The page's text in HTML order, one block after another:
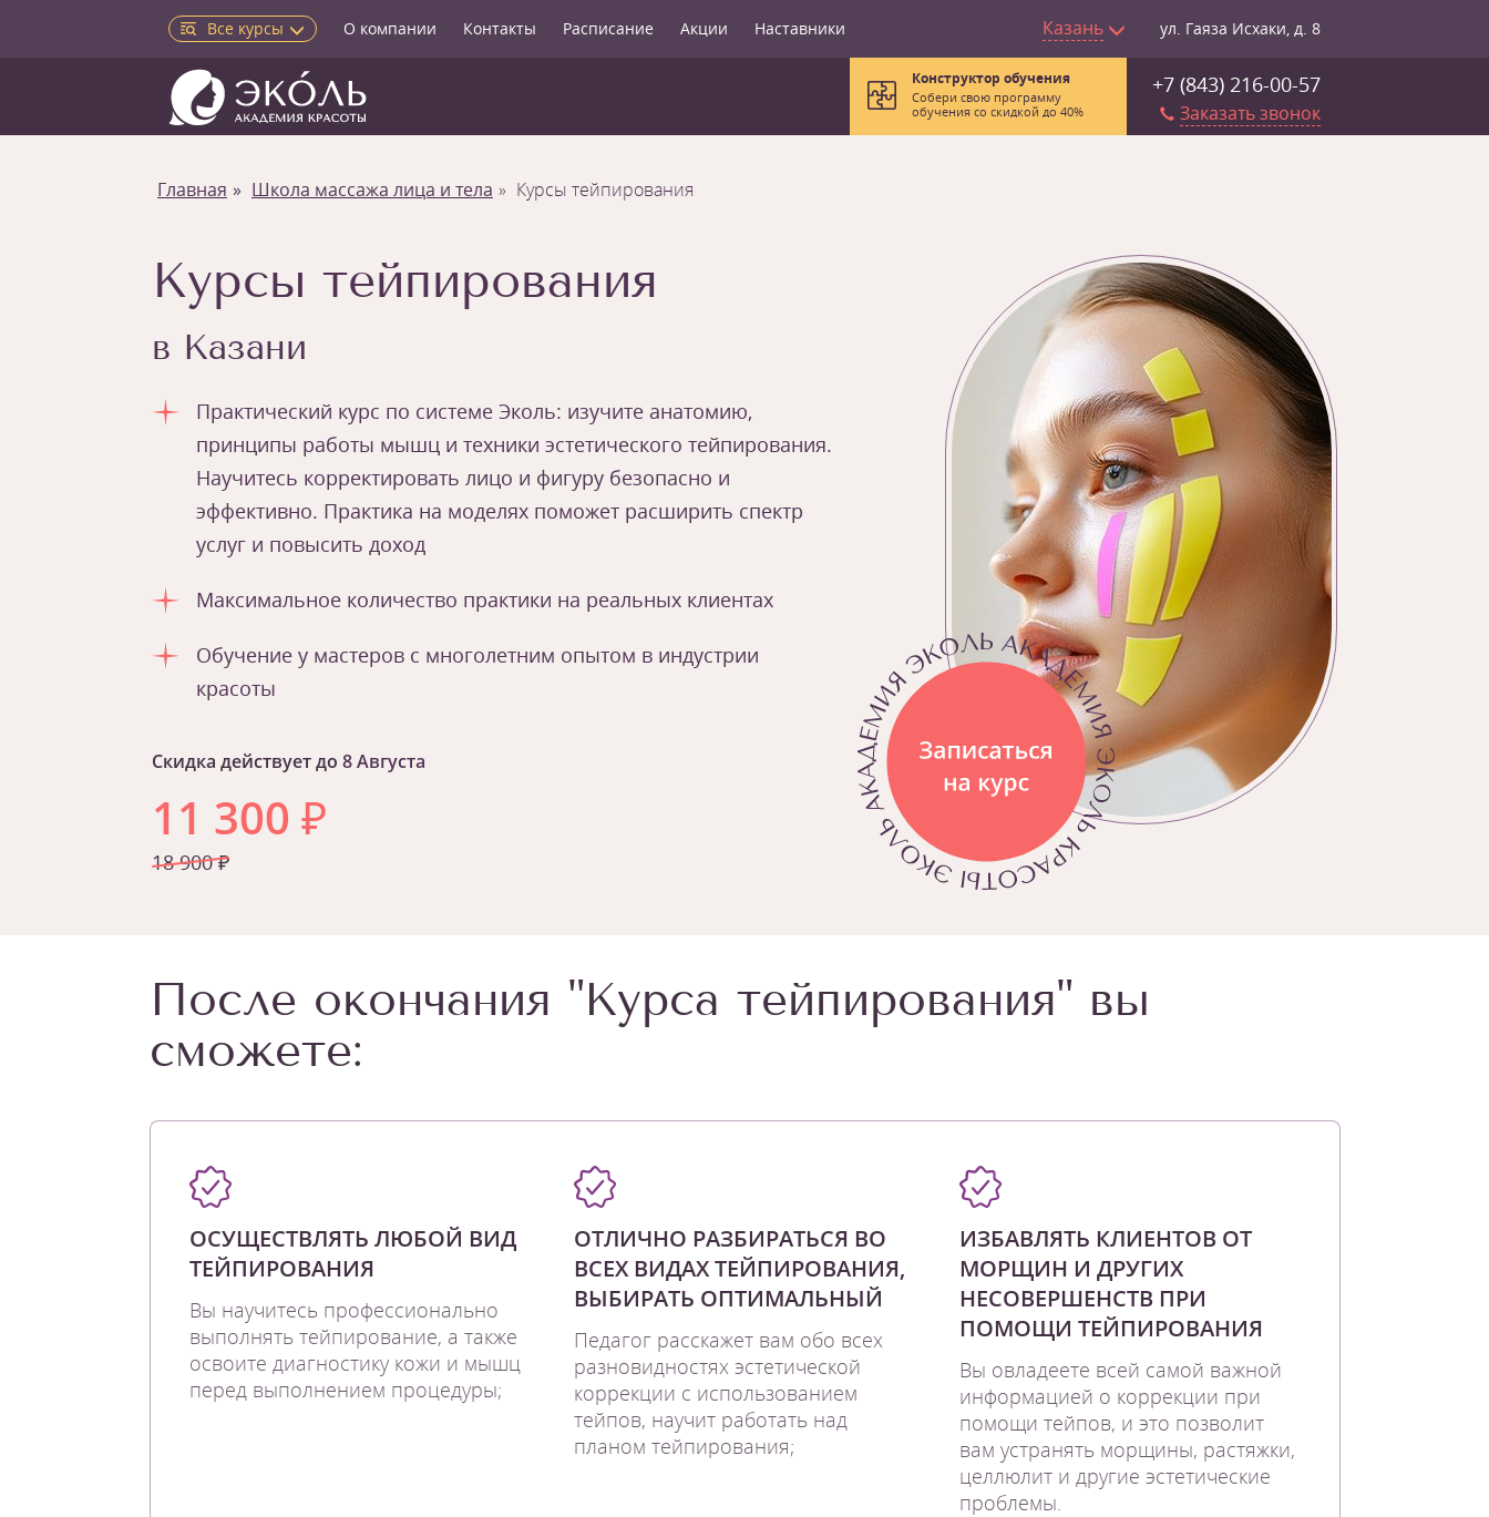
Все курсы О компании Контакты Расписание Акции Наставники Казань ул. Гаяза Исхаки, д. 8
+7 (843) 216-00-57
Заказать звонок
Конструктор обучения
Собери свою программу
обучения со скидкой до 40%
Главная Школа массажа лица и тела Курсы тейпирования
Курсы тейпирования
в Казани
Практический курс по системе Эколь: изучите анатомию,
принципы работы мышц и техники эстетического тейпирования.
Научитесь корректировать лицо и фигуру безопасно и
эффективно. Практика на моделях поможет расширить спектр
услуг и повысить доход
Максимальное количество практики на реальных клиентах
Обучение у мастеров с многолетним опытом в индустрии
красоты
Скидка действует до 8 Августа
11 300 ₽
18 900 ₽
После окончания "Курса тейпирования" вы
сможете:
ОСУЩЕСТВЛЯТЬ ЛЮБОЙ ВИД
ТЕЙПИРОВАНИЯ
Вы научитесь профессионально
выполнять тейпирование, а также
освоите диагностику кожи и мышц
перед выполнением процедуры;
ОТЛИЧНО РАЗБИРАТЬСЯ ВО
ВСЕХ ВИДАХ ТЕЙПИРОВАНИЯ,
ВЫБИРАТЬ ОПТИМАЛЬНЫЙ
Педагог расскажет вам обо всех
разновидностях эстетической
коррекции с использованием
тейпов, научит работать над
планом тейпирования;
ИЗБАВЛЯТЬ КЛИЕНТОВ ОТ
МОРЩИН И ДРУГИХ
НЕСОВЕРШЕНСТВ ПРИ
ПОМОЩИ ТЕЙПИРОВАНИЯ
Вы овладеете всей самой важной
информацией о коррекции при
помощи тейпов, и это позволит
вам устранять морщины, растяжки,
целлюлит и другие эстетические
проблемы.